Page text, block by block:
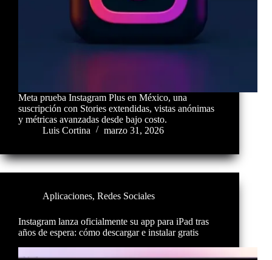
Meta prueba Instagram Plus en México, una
suscripción con Stories extendidas, vistas anónimas
y métricas avanzadas desde bajo costo.
Luis Cortina
marzo 31, 2026
Aplicaciones, Redes Sociales
Instagram lanza oficialmente su app para iPad tras
años de espera: cómo descargar e instalar gratis